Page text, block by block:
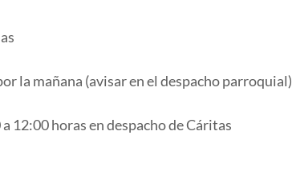
la mañana (avisar en el despacho parroquial)
12:00 horas en despacho de Cáritas